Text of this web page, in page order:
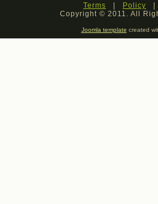
Terms | Policy |
Copyright © 2011. All
Joomla template created